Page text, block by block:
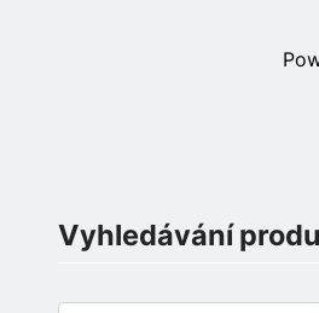
Vyhledávání